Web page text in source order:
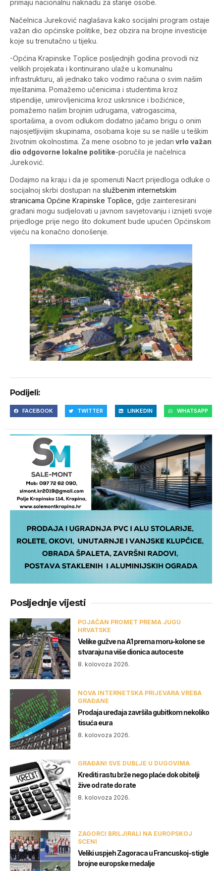
primaju nacionalnu naknadu za starije osobe.
Načelnica Jureković naglašava kako socijalni program ostaje
važan dio općinske politike, bez obzira na brojne investicije
koje su trenutačno u tijeku.
-Općina Krapinske Toplice posljednjih godina provodi niz
velikih projekata i kontinuirano ulaže u komunalnu
infrastrukturu, ali jednako tako vodimo računa o svim našim
mještanima. Pomažemo učenicima i studentima kroz
stipendije, umirovljenicima kroz uskrsnice i božićnice,
pomažemo našim brojnim udrugama, vatrogascima,
sportašima, a ovom odlukom dodatno jačamo brigu o onim
najosjetljivijim skupinama, osobama koje su se našle u teškim
životnim okolnostima. Za mene osobno to je jedan vrlo važan
dio odgovorne lokalne politike-poručila je načelnica
Jureković.
Dodajmo na kraju i da je spomenuti Nacrt prijedloga odluke o
socijalnoj skrbi dostupan na službenim internetskim
stranicama Općine Krapinske Toplice, gdje zainteresirani
građani mogu sudjelovati u javnom savjetovanju i iznijeti svoje
prijedloge prije nego što dokument bude upućen Općinskom
vijeću na konačno donošenje.
Podijeli:
FACEBOOK TWITTER LINKEDIN WHATSAPP
Posljednje vijesti
POJAČAN PROMET PREMA JUGU
HRVATSKE
Velike gužve na A1 prema moru-kolone se
stvaraju na više dionica autoceste
8. kolovoza 2026.
NOVA INTERNETSKA PRIJEVARA VREBA
GRAĐANE
Prodaja uređaja završila gubitkom nekoliko
tisuća eura
8. kolovoza 2026.
GRAĐANI SVE DUBLJE U DUGOVIMA
Krediti rastu brže nego plaće dok obitelji
žive od rate do rate
8. kolovoza 2026.
ZAGORCI BRILJIRALI NA EUROPSKOJ
SCENI
Veliki uspjeh Zagoraca u Francuskoj-stigle
brojne europske medalje